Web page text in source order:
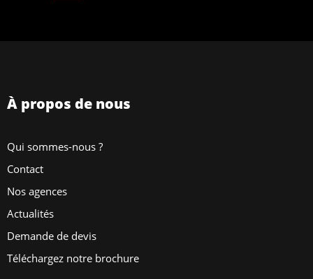
À propos de nous
Qui sommes-nous ?
Contact
Nos agences
Actualités
Demande de devis
Téléchargez notre brochure